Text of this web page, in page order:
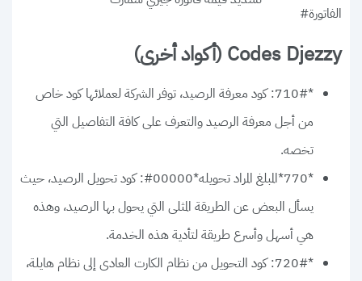
الفاتورة#
Codes Djezzy (أكواد أخرى)
*710#: كود معرفة الرصيد، توفر الشركة لعملائها كود خاص
من أجل معرفة الرصيد والتعرف على كافة التفاصيل التي
تخصه.
*770*المبلغ المراد تحويله*00000#: كود تحويل الرصيد، حيث
يسأل البعض عن الطريقة المثلى التي يحول بها الرصيد، وهذه
هي أسهل وأسرع طريقة لتأدية هذه الخدمة.
*720#: كود التحويل من نظام الكارت العادى إلى نظام هايلة،